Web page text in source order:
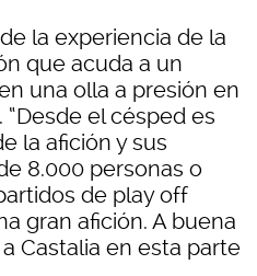
la experiencia de la
que acuda a un
una olla a presión en
el césped es
la afición y sus
8.000 personas o
de play off
gran afición. A buena
Castalia en esta parte